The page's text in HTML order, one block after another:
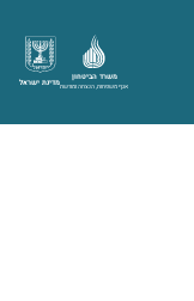
מדינת ישראל
משרד הביטחון
אגף משפחות, הנצחה ומורשת